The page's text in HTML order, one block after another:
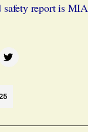
safety report is MIA